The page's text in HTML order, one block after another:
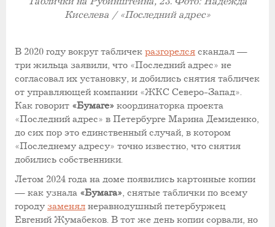
Киселева / «Последний адрес»
В 2020 году вокруг табличек разгорелся скандал —
три жильца заявили, что «Последний адрес» не
согласовал их установку, и добились снятия табличек
от управляющей компании «ЖКС Северо-Запад».
Как говорит «Бумаге» координаторка проекта
«Последний адрес» в Петербурге Марина Демиденко,
до сих пор это единственный случай, в котором
«Последнему адресу» точно известно, что снятия
добились собственники.
Летом 2024 года на доме появились картонные копии
— как узнала «Бумага», снятые таблички по всему
городу заменял неравнодушный петербуржец
Евгений Жумабеков. В тот же день копии сорвали, но